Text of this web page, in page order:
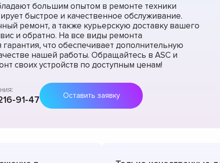
большим опытом в ремонте техники
быстрое и качественное обслуживание.
ремонт, а также курьерскую доставку вашего
и обратно. На все виды ремонта
гарантия, что обеспечивает дополнительную
нашей работы. Обращайтесь в ASC и
своих устройств по доступным ценам!
91-47 Оставить заявку